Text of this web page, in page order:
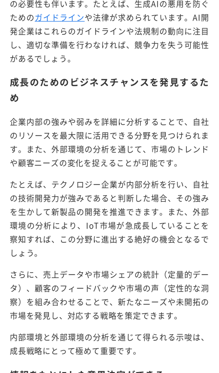
の必要性も伴います。たとえば、生成AIの悪用を防ぐ
ためのガイドラインや法律が求められています。AI開
発企業はこれらのガイドラインや法規制の動向に注目
し、適切な準備を行わなければ、競争力を失う可能性
があるでしょう。
成長のためのビジネスチャンスを発見するた
め
企業内部の強みや弱みを詳細に分析することで、自社
のリソースを最大限に活用できる分野を見つけられま
す。また、外部環境の分析を通じて、市場のトレンド
や顧客ニーズの変化を捉えることが可能です。
たとえば、テクノロジー企業が内部分析を行い、自社
の技術開発力が強みであると判断した場合、その強み
を生かして新製品の開発を推進できます。また、外部
環境の分析により、IoT市場が急成長していることを
察知すれば、この分野に進出する絶好の機会となるで
しょう。
さらに、売上データや市場シェアの統計（定量的デー
タ）、顧客のフィードバックや市場の声（定性的な洞
察）を組み合わせることで、新たなニーズや未開拓の
市場を発見し、対応する戦略を策定できます。
内部環境と外部環境の分析を通じて得られる示唆は、
成長戦略にとって極めて重要です。